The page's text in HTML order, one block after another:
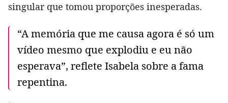
singular que tomou proporções inesperadas.
“A memória que me causa agora é só um
vídeo mesmo que explodiu e eu não
esperava”, reflete Isabela sobre a fama
repentina.